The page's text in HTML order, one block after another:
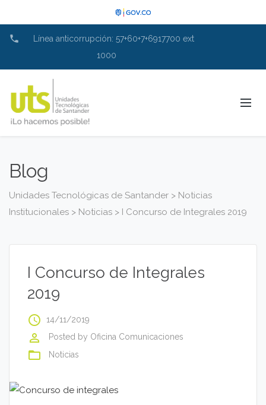
phone
Línea anticorrupción: 57+60+7+6917700 ext
1000
Blog
Unidades Tecnológicas de Santander > Noticias
Institucionales > Noticias > I Concurso de Integrales 2019
I Concurso de Integrales
2019
access_time 14/11/2019
perm_identity Posted by Oficina Comunicaciones
folder_open Noticias